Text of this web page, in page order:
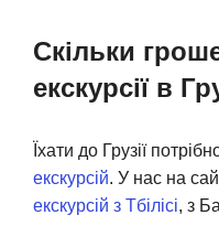
Скільки
екскурсії в
Їхати до Грузії
екскурсій. У нас на
екскурсій з Тбілісі, з